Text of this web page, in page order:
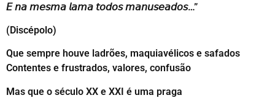
𝘌 𝘯𝘢 𝘮𝘦𝘴𝘮𝘢 𝘭𝘢𝘮𝘢 𝘵𝘰𝘥𝘰𝘴 𝘮𝘢𝘯𝘶𝘴𝘦𝘢𝘥𝘰𝘴…”
(Discépolo)
Que sempre houve ladrões, maquiavélicos e safados
Contentes e frustrados, valores, confusão
Mas que o século XX e XXI é uma praga